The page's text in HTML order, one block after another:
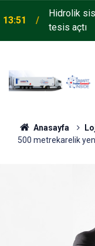
13:51
Hidrolik
tesis açtı
Anasayfa
500 metrekarelik